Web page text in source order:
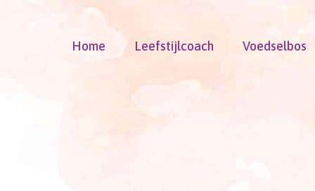
Home Leefstijlcoach Voedselbos